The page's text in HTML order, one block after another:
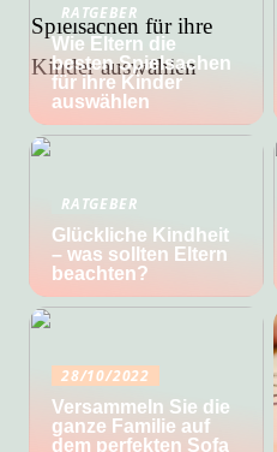
RATGEBER
Wie Eltern die
besten Spielsachen
für ihre Kinder
auswählen
RATGEBER
Glückliche Kindheit
– was sollten Eltern
beachten?
28/10/2022
Versammeln Sie die
ganze Familie auf
dem perfekten Sofa